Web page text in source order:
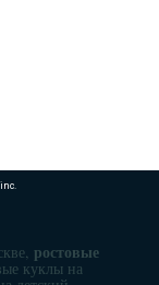
, inc.
ростовые
куклы на